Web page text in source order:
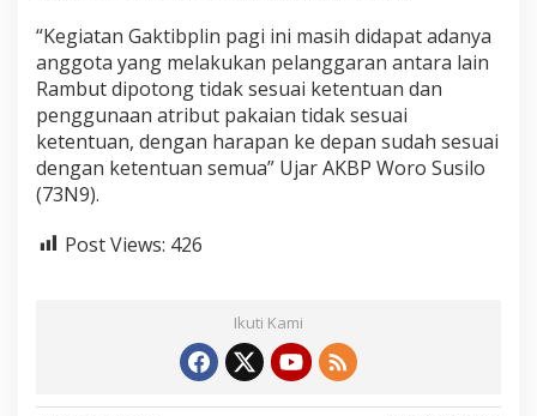
l
“Kegiatan Gaktibplin pagi ini masih didapat adanya
anggota yang melakukan pelanggaran antara lain
Rambut dipotong tidak sesuai ketentuan dan
penggunaan atribut pakaian tidak sesuai
ketentuan, dengan harapan ke depan sudah sesuai
dengan ketentuan semua” Ujar AKBP Woro Susilo
(73N9).
Post Views: 426
Ikuti Kami